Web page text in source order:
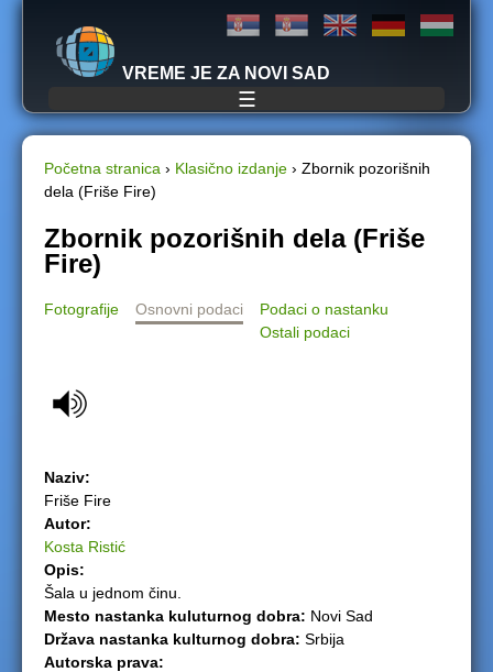
Jump to navigation
VREME JE ZA NOVI SAD
☰
Y
o
h
e
r
e
Početna stranica › Klasično izdanje › Zbornik pozorišnih
dela (Friše Fire)
Zbornik pozorišnih dela (Friše
Fire)
Fotografije Osnovni podaci
Podaci o nastanku
Ostali podaci
Naziv:
Friše Fire
Autor:
Kosta Ristić
Opis:
Šala u jednom činu.
Mesto nastanka kuluturnog dobra: Novi Sad
Država nastanka kulturnog dobra: Srbija
Autorska prava: